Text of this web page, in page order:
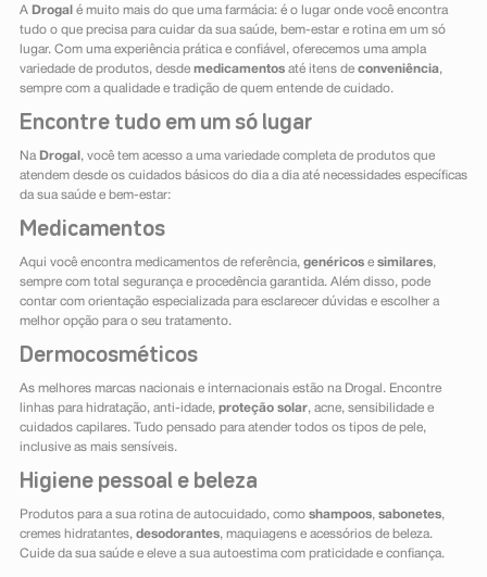
A Drogal é muito mais do que uma farmácia: é o lugar onde você encontra
tudo o que precisa para cuidar da sua saúde, bem-estar e rotina em um só
lugar. Com uma experiência prática e confiável, oferecemos uma ampla
variedade de produtos, desde medicamentosaté itens de conveniência,
sempre com a qualidade e tradição de quem entende de cuidado.
Encontre tudo em um só lugar
Na Drogal , você tem acesso a uma variedade completa de produtos que
atendem desde os cuidados básicos do dia a dia até necessidades específicas
da sua saúde e bem-estar:
Medicamentos
Aqui você encontra medicamentos de referência, genéricose similares,
sempre com total segurança e procedência garantida. Além disso, pode
contar com orientação especializada para esclarecer dúvidas e escolher a
melhor opção para o seu tratamento.
Dermocosméticos
As melhores marcas nacionais e internacionais estão na Drogal. Encontre
linhas para hidratação, anti-idade, proteção solar, acne, sensibilidade e
cuidados capilares. Tudo pensado para atender todos os tipos de pele,
inclusive as mais sensíveis.
Higiene pessoal e beleza
Produtos para a sua rotina de autocuidado, como shampoos, sabonetes,
cremes hidratantes, desodorantes, maquiagens e acessórios de beleza.
Cuide da sua saúde e eleve a sua autoestima com praticidade e confiança.